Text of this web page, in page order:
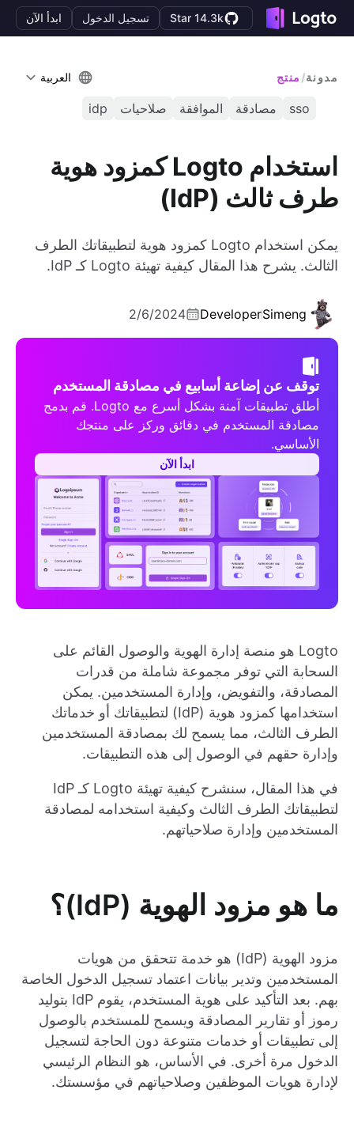
Star 14.3k تسجيل الدخول ابدأ الآن
مدونة/ منتج العربية
sso مصادقة الموافقة صلاحيات idp
استخدام Logto كمزود هوية
طرف ثالث (IdP)
يمكن استخدام Logto كمزود هوية لتطبيقاتك الطرف
الثالث. يشرح هذا المقال كيفية تهيئة Logto كـ IdP.
Simeng
Developer
2/6/2024
توقف عن إضاعة أسابيع في مصادقة المستخدم
أطلق تطبيقات آمنة بشكل أسرع مع Logto. قم بدمج
مصادقة المستخدم في دقائق وركز على منتجك
الأساسي.
ابدأ الآن
Logto هو منصة إدارة الهوية والوصول القائم على
السحابة التي توفر مجموعة شاملة من قدرات
المصادقة، والتفويض، وإدارة المستخدمين. يمكن
استخدامها كمزود هوية (IdP) لتطبيقاتك أو خدماتك
الطرف الثالث، مما يسمح لك بمصادقة المستخدمين
وإدارة حقهم في الوصول إلى هذه التطبيقات.
في هذا المقال، سنشرح كيفية تهيئة Logto كـ IdP
لتطبيقاتك الطرف الثالث وكيفية استخدامه لمصادقة
المستخدمين وإدارة صلاحياتهم.
ما هو مزود الهوية (IdP)؟
مزود الهوية (IdP) هو خدمة تتحقق من هويات
المستخدمين وتدير بيانات اعتماد تسجيل الدخول الخاصة
بهم. بعد التأكيد على هوية المستخدم، يقوم IdP بتوليد
رموز أو تقارير المصادقة ويسمح للمستخدم بالوصول
إلى تطبيقات أو خدمات متنوعة دون الحاجة لتسجيل
الدخول مرة أخرى. في الأساس، هو النظام الرئيسي
لإدارة هويات الموظفين وصلاحياتهم في مؤسستك.